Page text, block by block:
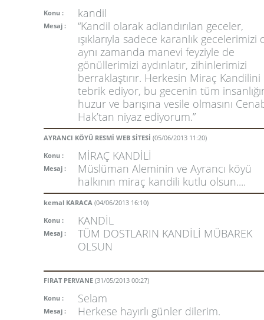
Konu :
kandil
Mesaj :
“Kandil olarak adlandırılan geceler,
ışıklarıyla sadece karanlık gecelerimizi
aynı zamanda manevi feyziyle de
gönüllerimizi aydınlatır, zihinlerimizi
berraklaştırır. Herkesin Miraç Kandilini
tebrik ediyor, bu gecenin tüm
huzur ve barışına vesile olmasını
Hak’tan niyaz ediyorum.”
AYRANCI KÖYÜ RESMİ WEB SİTESİ (05/06/2013 11:20)
Konu :
MİRAÇ KANDİLİ
Mesaj :
Müslüman Aleminin ve Ayrancı köyü
halkının miraç kandili kutlu olsun....
kemal KARACA (04/06/2013 16:10)
Konu :
KANDİL
Mesaj :
TÜM DOSTLARIN KANDİLİ MÜBAREK
OLSUN
FIRAT PERVANE (31/05/2013 00:27)
Konu :
Selam
Mesaj : Herkese hayırlı günler dilerim.